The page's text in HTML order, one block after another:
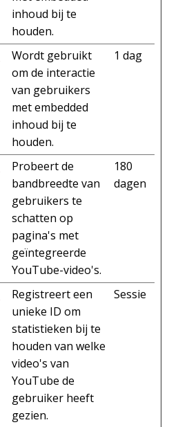
inhoud bij te
houden.
Wordt gebruikt
om de interactie
van gebruikers
met embedded
inhoud bij te
houden.
1 dag
Probeert de
bandbreedte van
gebruikers te
schatten op
pagina's met
geïntegreerde
YouTube-video's.
180
dagen
Registreert een
unieke ID om
statistieken bij te
houden van welke
video's van
YouTube de
gebruiker heeft
gezien.
Sessie